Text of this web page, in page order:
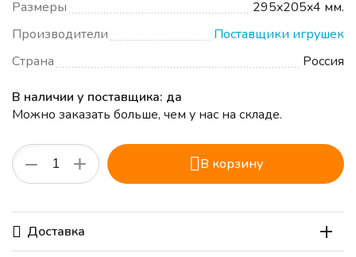
Размеры
295x205x4 мм.
Производители
Поставщики игрушек
Страна
Россия
В наличии у поставщика: да
Можно заказать больше, чем у нас на складе.
+
− В корзину
Доставка